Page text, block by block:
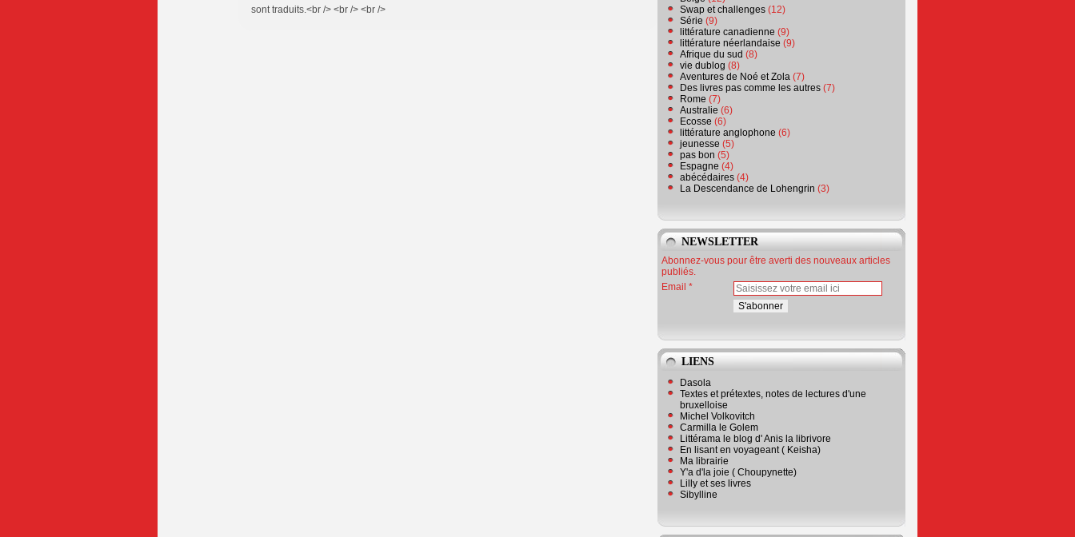
sont traduits.<br /> <br /> <br />
Swap et challenges (12)
Série (9)
littérature canadienne (9)
littérature néerlandaise (9)
Afrique du sud (8)
vie dublog (8)
Aventures de Noé et Zola (7)
Des livres pas comme les autres (7)
Rome (7)
Australie (6)
Ecosse (6)
littérature anglophone (6)
jeunesse (5)
pas bon (5)
Espagne (4)
abécédaires (4)
La Descendance de Lohengrin (3)
NEWSLETTER
Abonnez-vous pour être averti des nouveaux articles
publiés.
Email
LIENS
Dasola
Textes et prétextes, notes de lectures d'une
bruxelloise
Michel Volkovitch
Carmilla le Golem
Littérama le blog d' Anis la librivore
En lisant en voyageant ( Keisha)
Ma librairie
Y'a d'la joie ( Choupynette)
Lilly et ses livres
Sibylline